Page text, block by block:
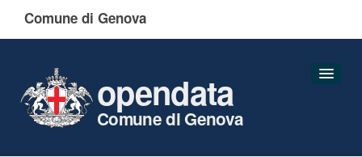
Comune di Genova
opendata
Comune di Genova